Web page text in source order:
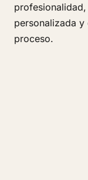
personalizada
proceso.